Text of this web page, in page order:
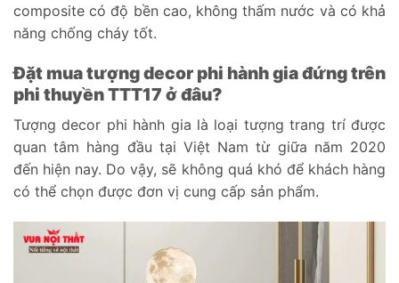
composite có độ bền cao, không thấm nước và có khả
năng chống cháy tốt.
Đặt mua tượng decor phi hành gia đứng trên
phi thuyền TTT17 ở đâu?
Tượng decor phi hành gia là loại tượng trang trí được
quan tâm hàng đầu tại Việt Nam từ giữa năm 2020
đến hiện nay. Do vậy, sẽ không quá khó để khách hàng
có thể chọn được đơn vị cung cấp sản phẩm.